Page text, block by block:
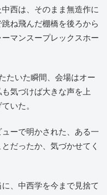
西は、そのまま無造作に
ね飛んだ棚橋を後ろから
マンスープレックスホー
たいた瞬間、会場はオー
気づけば大きな声を上
いた。
ーで明かされた、ある一
だったか、気づかせてく
、中西学を今まで見捨て